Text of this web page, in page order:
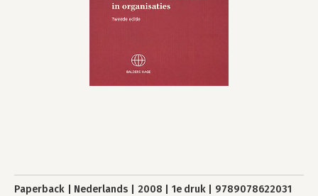
Paperback Nederlands 2008 1e druk 9789078622031